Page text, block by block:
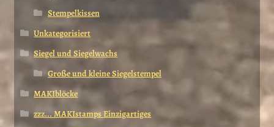
Stempelkissen
Unkategorisiert
Siegel und Siegelwachs
Große und kleine Siegelstempel
MAKIblöcke
zzz... MAKIstamps Einzigartiges